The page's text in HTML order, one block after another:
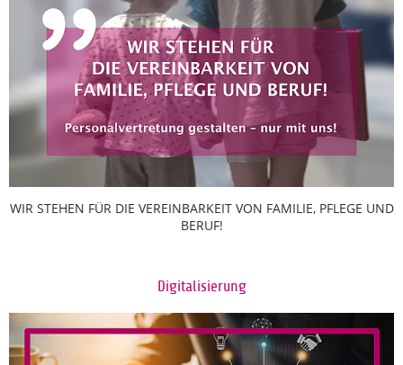
WIR STEHEN FÜR DIE VEREINBARKEIT VON FAMILIE, PFLEGE UND
BERUF!
Digitalisierung